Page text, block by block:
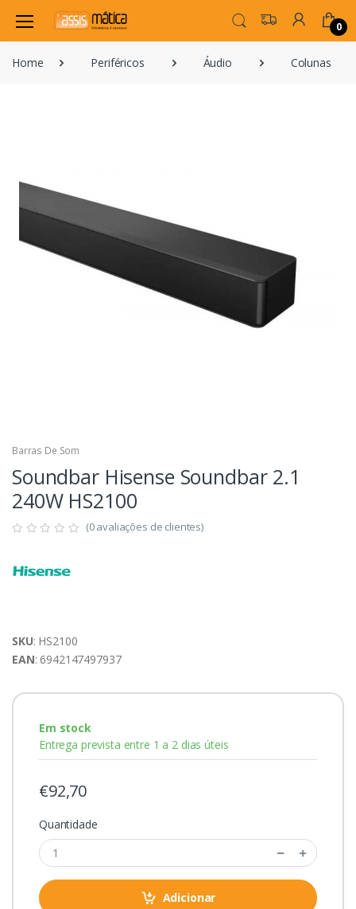
0
Home Periféricos Áudio Colunas
Barras De Som
Soundbar Hisense Soundbar 2.1
240W HS2100
(0 avaliações de clientes)
SKU: HS2100
EAN: 6942147497937
Em stock
Entrega prevista entre 1 a 2 dias úteis
€92,70
Quantidade
Adicionar